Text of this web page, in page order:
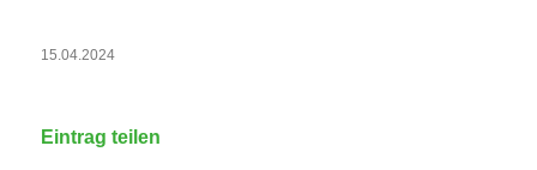
15.04.2024
Eintrag teilen